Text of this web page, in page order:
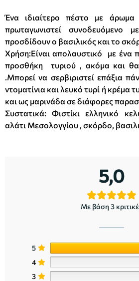
Ένα ιδιαίτερο πέστο με άρωμα
πρωταγωνιστεί
προσδίδουν ο βασιλικός και το
Χρήση:Είναι απολαυστικό με ένα
προσθήκη τυριού , ακόμα και
.Μπορεί να σερβιριστεί επάξια
ντοματίνια και λευκό τυρί ή κρέμα
και ως μαρινάδα σε διάφορες
Συστατικά: Φιστίκι ελληνικό
αλάτι Μεσολογγίου , σκόρδο,
5,0
Με βάση 3
5
4
3